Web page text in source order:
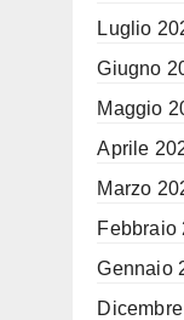
Luglio
Giugno
Maggio
Aprile
Marzo
Febbraio
Gennaio